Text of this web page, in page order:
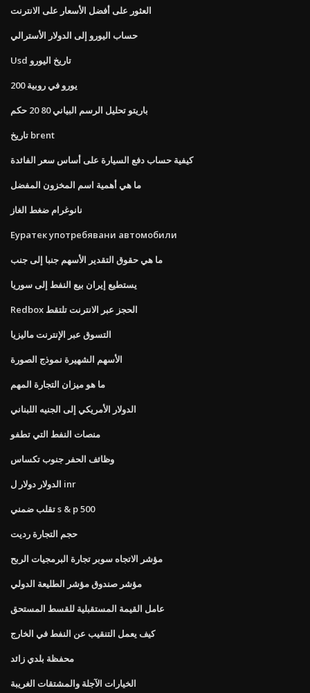
العثور على أفضل الأسعار على الانترنت
حساب اليورو إلى الدولار الأسترالي
Usd تاريخ اليورو
200 يورو في روبية
باريتو تحليل الرسم البياني 80 20 حكم
تاريخ brent
كيفية حساب دفع السيارة على أساس سعر الفائدة
ما هي أهمية اسم المخزون المفضل
نانوغرام ضغط الغاز
Еуратек употребявани автомобили
ما هي حقوق التقدير الأسهم جنبا إلى جنب
يستطيع إيران بيع النفط إلى سوريا
Redbox الحجز عبر الانترنت تلتقط
التسوق عبر الإنترنت ماليزيا
الأسهم الشهيرة نموذج الصورة
ما هو ميزان التجارة المهم
الدولار الأمريكي إلى الجنيه اللبناني
منصات النفط التي تطفو
وظائف الحفر جنوب تكساس
الدولار دولار ل inr
تقلب ضمني s & p 500
حجم التجارة رديت
مؤشر الاتجاه سوبر تجارة البرمجيات الربح
مؤشر صندوق مؤشر الطليعة الدولي
عامل القيمة المستقبلية للقسط المستحق
كيف يعمل التنقيب عن النفط في الخارج
محفظة بلدي زائد
الخيارات الآجلة والمشتقات الغريبة